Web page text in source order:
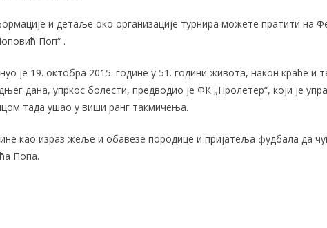
и детаље око организације турнира можете пратити на
Поп“ .
је 19. октобра 2015. године у 51. години живота, након краће и
дана, упркос болести, предводио је ФК „Пролетер“, који је
тада ушао у виши ранг такмичења.
као израз жеље и обавезе породице и пријатеља фудбала да
Попа.